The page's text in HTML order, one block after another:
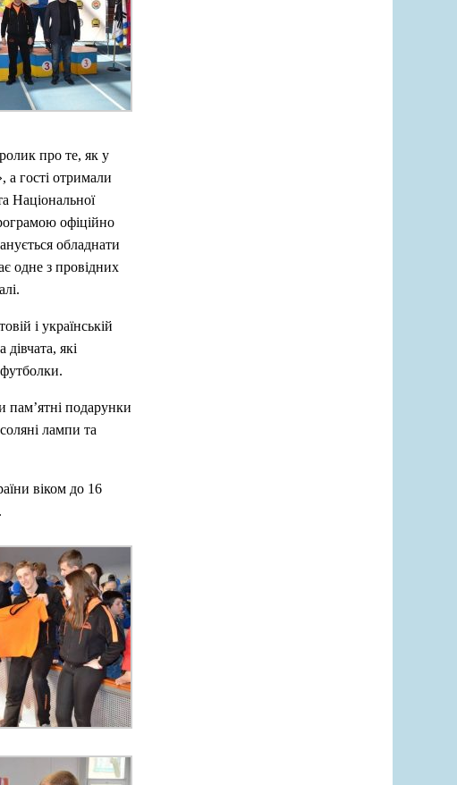
про те, як у
а гості отримали
Національної
офіційно
обладнати
одне з провідних
і українській
які
пам’ятні подарунки
лампи та
віком до 16